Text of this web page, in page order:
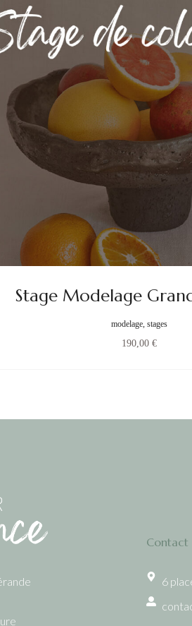
Stage Modelage
modelage, stages
190,00 €
Contact
6